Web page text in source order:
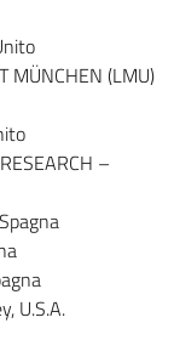
MÜNCHEN (LMU)
–
U.S.A.